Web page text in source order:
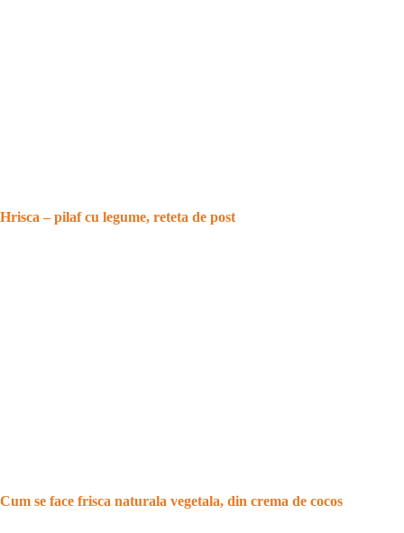
Hrisca – pilaf cu legume, reteta de post
Cum se face frisca naturala vegetala, din crema de cocos